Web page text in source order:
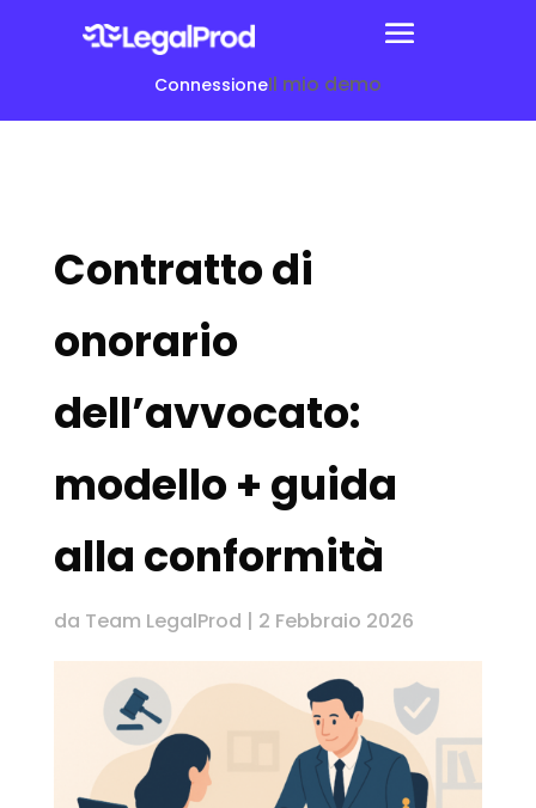
ConnessioneIl mio demo
Contratto di
onorario
dell’avvocato:
modello + guida
alla conformità
da Team LegalProd | 2 Febbraio 2026